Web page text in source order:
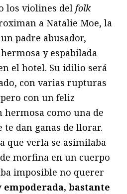
los violines del folk
a Natalie Moe, la
padre abusador,
y espabilada
el hotel. Su idilio será
con varias rupturas
con un feliz
hermosa como una de
te dan ganas de llorar.
que verla se asimilaba
morfina en un cuerpo
imposible no querer
empoderada, bastante